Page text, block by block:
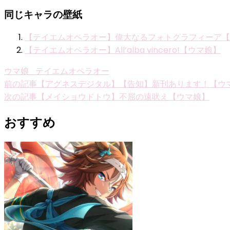
同じキャラの壁紙
【テイエムオペラオー】偉大なるフォトグラフィーア【
【テイエムオペラオー】All’alba vincero!【ウマ娘】
ウマ娘_テイエムオペラオー
投
稿
ナ
ビ
ゲ
ー
シ
ョ
前の記事 【アグネスデジタル】【告知】新刊あります！【ウ
次の記事 【メイショウドトウ】不屈の遠吠え【ウマ娘】
おすすめ